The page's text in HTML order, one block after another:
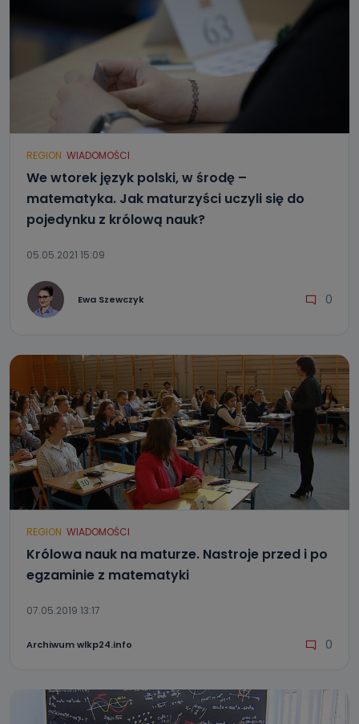
REGION WIADOMOŚCI
We wtorek język polski, w środę –
matematyka. Jak maturzyści uczyli się do
pojedynku z królową nauk?
05.05.2021 15:09
Ewa Szewczyk 0
REGION WIADOMOŚCI
Królowa nauk na maturze. Nastroje przed i po
egzaminie z matematyki
07.05.2019 13:17
Archiwum wlkp24.info 0